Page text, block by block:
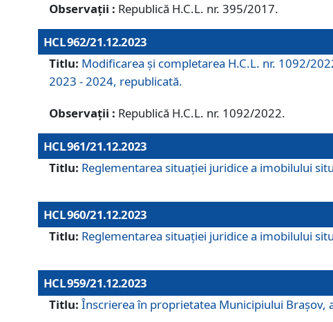
Observații : Republică H.C.L. nr. 395/2017.
HCL 962/21.12.2023
Titlu: Modificarea și completarea H.C.L. nr. 1092/
2023 - 2024, republicată.
Observații : Republică H.C.L. nr. 1092/2022.
HCL 961/21.12.2023
Titlu: Reglementarea situației juridice a imobilului
HCL 960/21.12.2023
Titlu: Reglementarea situației juridice a imobilului
HCL 959/21.12.2023
Titlu: Înscrierea în proprietatea Municipiului Brașov,